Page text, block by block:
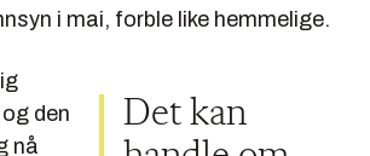
i mai, forble like hemmelige.
Det kan
den
nå